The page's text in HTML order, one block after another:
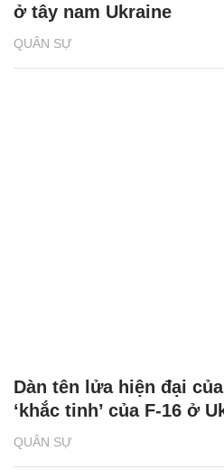
QUÂN SỰ
ở tây nam Ukraine
QUÂN SỰ
Dàn tên lửa hiện đại
‘khắc tinh’ của F-16 ở